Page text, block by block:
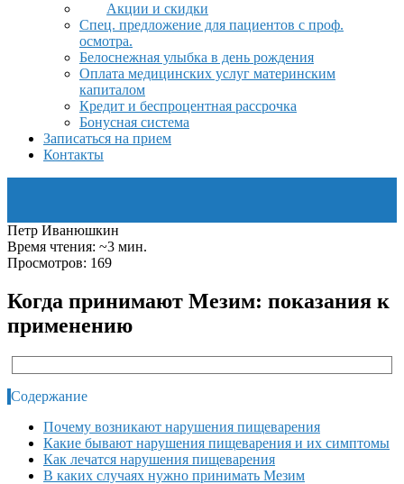
Акции и скидки
Спец. предложение для пациентов с проф.
осмотра.
Белоснежная улыбка в день рождения
Оплата медицинских услуг материнским
капиталом
Кредит и беспроцентная рассрочка
Бонусная система
Записаться на прием
Контакты
Петр Иванюшкин
Время чтения: ~3 мин.
Просмотров: 169
Когда принимают Мезим: показания к
применению
Содержание
Почему возникают нарушения пищеварения
Какие бывают нарушения пищеварения и их симптомы
Как лечатся нарушения пищеварения
В каких случаях нужно принимать Мезим